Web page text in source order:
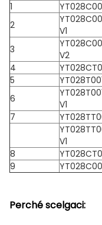
1
2
V1
3
V2
4
5
6
V1
7
V1
8
9
Perché scelgaci: